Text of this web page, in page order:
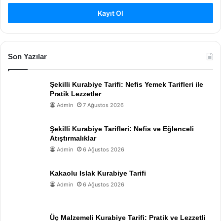
Kayıt Ol
Son Yazılar
Şekilli Kurabiye Tarifi: Nefis Yemek Tarifleri ile
Pratik Lezzetler
Admin 7 Ağustos 2026
Şekilli Kurabiye Tarifleri: Nefis ve Eğlenceli
Atıştırmalıklar
Admin 6 Ağustos 2026
Kakaolu Islak Kurabiye Tarifi
Admin 6 Ağustos 2026
Üç Malzemeli Kurabiye Tarifi: Pratik ve Lezzetli